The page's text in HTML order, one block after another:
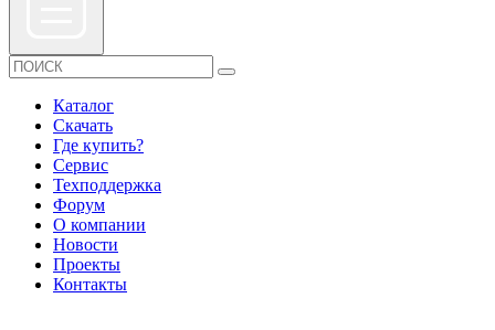
Каталог
Скачать
Где купить?
Сервис
Техподдержка
Форум
О компании
Новости
Проекты
Контакты